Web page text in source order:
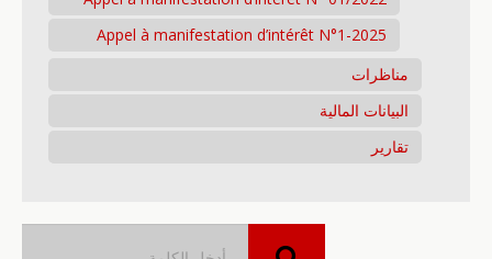
Appel à manifestation d’intérêt N°1-2025
مناظرات
البيانات المالية
تقارير